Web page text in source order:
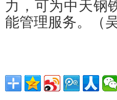
力，可为中天钢
能管理服务。（吴